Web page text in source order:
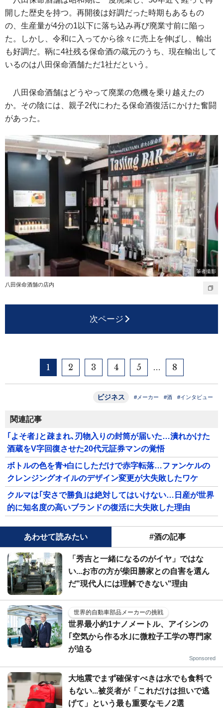
開した歴史を持つ。再開後は好調だった時期もあるもの
の、生産量が4分の1以下に落ち込み再び廃業寸前に陥っ
た。しかし、令和に入ってから徐々に売上を伸ばし、輸出
も好調だ。鞆に4社残る保命酒の蔵元のうち、現在輸出して
いるのは八田保命酒舗ただ1社だという。
八田保命酒舗はどうやって廃業の危機を乗り越えたの
か。その陰には、親子2代にわたる保命酒復活にかけた奮闘
があった。
筆者撮影
八田保命酒舗の店内
次ページ
1 2 3 4 5 … 8
ビジネス #メーカー #酒 #インタビュー
関連記事
｢よそ者｣と疎まれ､刃物入りの封筒が届いた…潰れかけた
酒蔵をV字回復させた20代元証券マンの覚悟
ボトルの色を青￫白にしただけで赤字転落…ファンケルの
クレンジングオイルのデザイン変更が大失敗したワケ
クルマは｢安さで勝負｣は絶対してはいけない…日産が世界
的に知名度の高いブランドの復活に大失敗した理由
あわせて読みたい #酒の記事
「秀吉と一緒になるのがイヤ」ではな
い...お市の方が柴田勝家との自害を選ん
だ"現代人には理解できない"理由
世界的自動車部品メーカーの挑戦
世界最小約1ナノメートル、アイシンの
｢空気から作る水｣に微粒子工学の専門家
が迫る
Sponsored
大地震でまず確保すべきは水でも食料で
もない...被災者が「これだけは担いで逃
げて」という最も重要なモノ2選